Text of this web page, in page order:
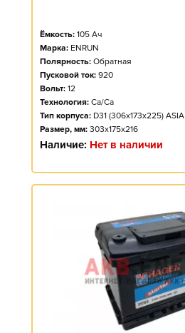
Ёмкость: 105 Ач
Марка: ENRUN
Полярность: Обратная
Пусковой ток: 920
Вольт: 12
Технология: Ca/Ca
Тип корпуса: D31 (306x173x225) ASIA
Размер, мм: 303x175x216
Наличие: Нет в наличии